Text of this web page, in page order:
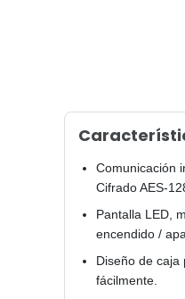
Comunicación
Cifrado AES-
Pantalla LED,
encendido /
Diseño de caja
fácilmente.